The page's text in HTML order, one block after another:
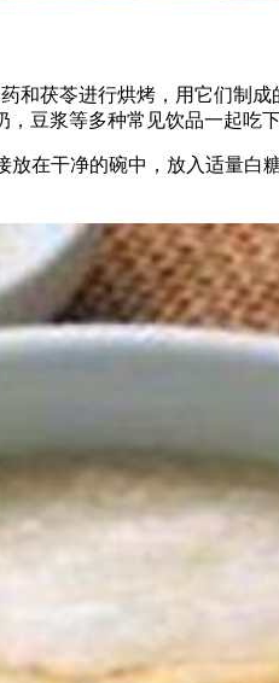
茯苓进行烘烤，用它们制
豆浆等多种常见饮品一起吃
在干净的碗中，放入适量